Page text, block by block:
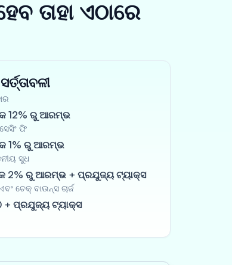
ଏଠାରେ
12% ରୁ ଆରମ୍ଭ
ଫି
1% ରୁ ଆରମ୍ଭ
ସୁଧ
2% ରୁ ଆରମ୍ଭ + ପ୍ରଯୁଜ୍ୟ ଟ୍ୟାକ୍ସ
ଚେକ୍ ବାଉନ୍ସ ଚାର୍ଜ
+ ପ୍ରଯୁଜ୍ୟ ଟ୍ୟାକ୍ସ